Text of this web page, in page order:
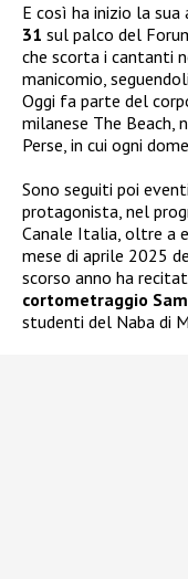
E così ha inizio la
31 sul palco del
che scorta i cantanti
manicomio,
Oggi fa parte del
milanese The Beach,
Perse, in cui ogni
Sono seguiti poi
protagonista, nel
Canale Italia, oltre a
mese di aprile 2025
scorso anno ha
cortometraggio
studenti del Naba di